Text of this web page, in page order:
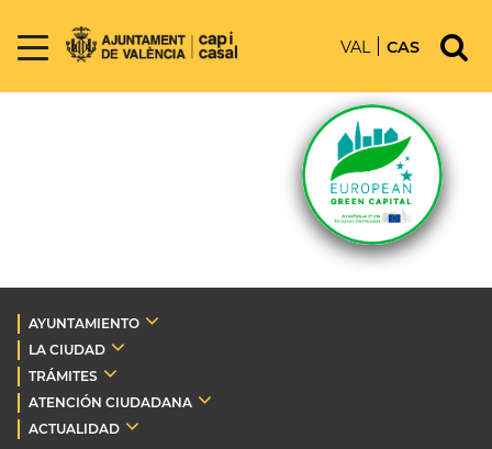
VAL CAS
AYUNTAMIENTO
LA CIUDAD
TRÁMITES
ATENCIÓN CIUDADANA
ACTUALIDAD